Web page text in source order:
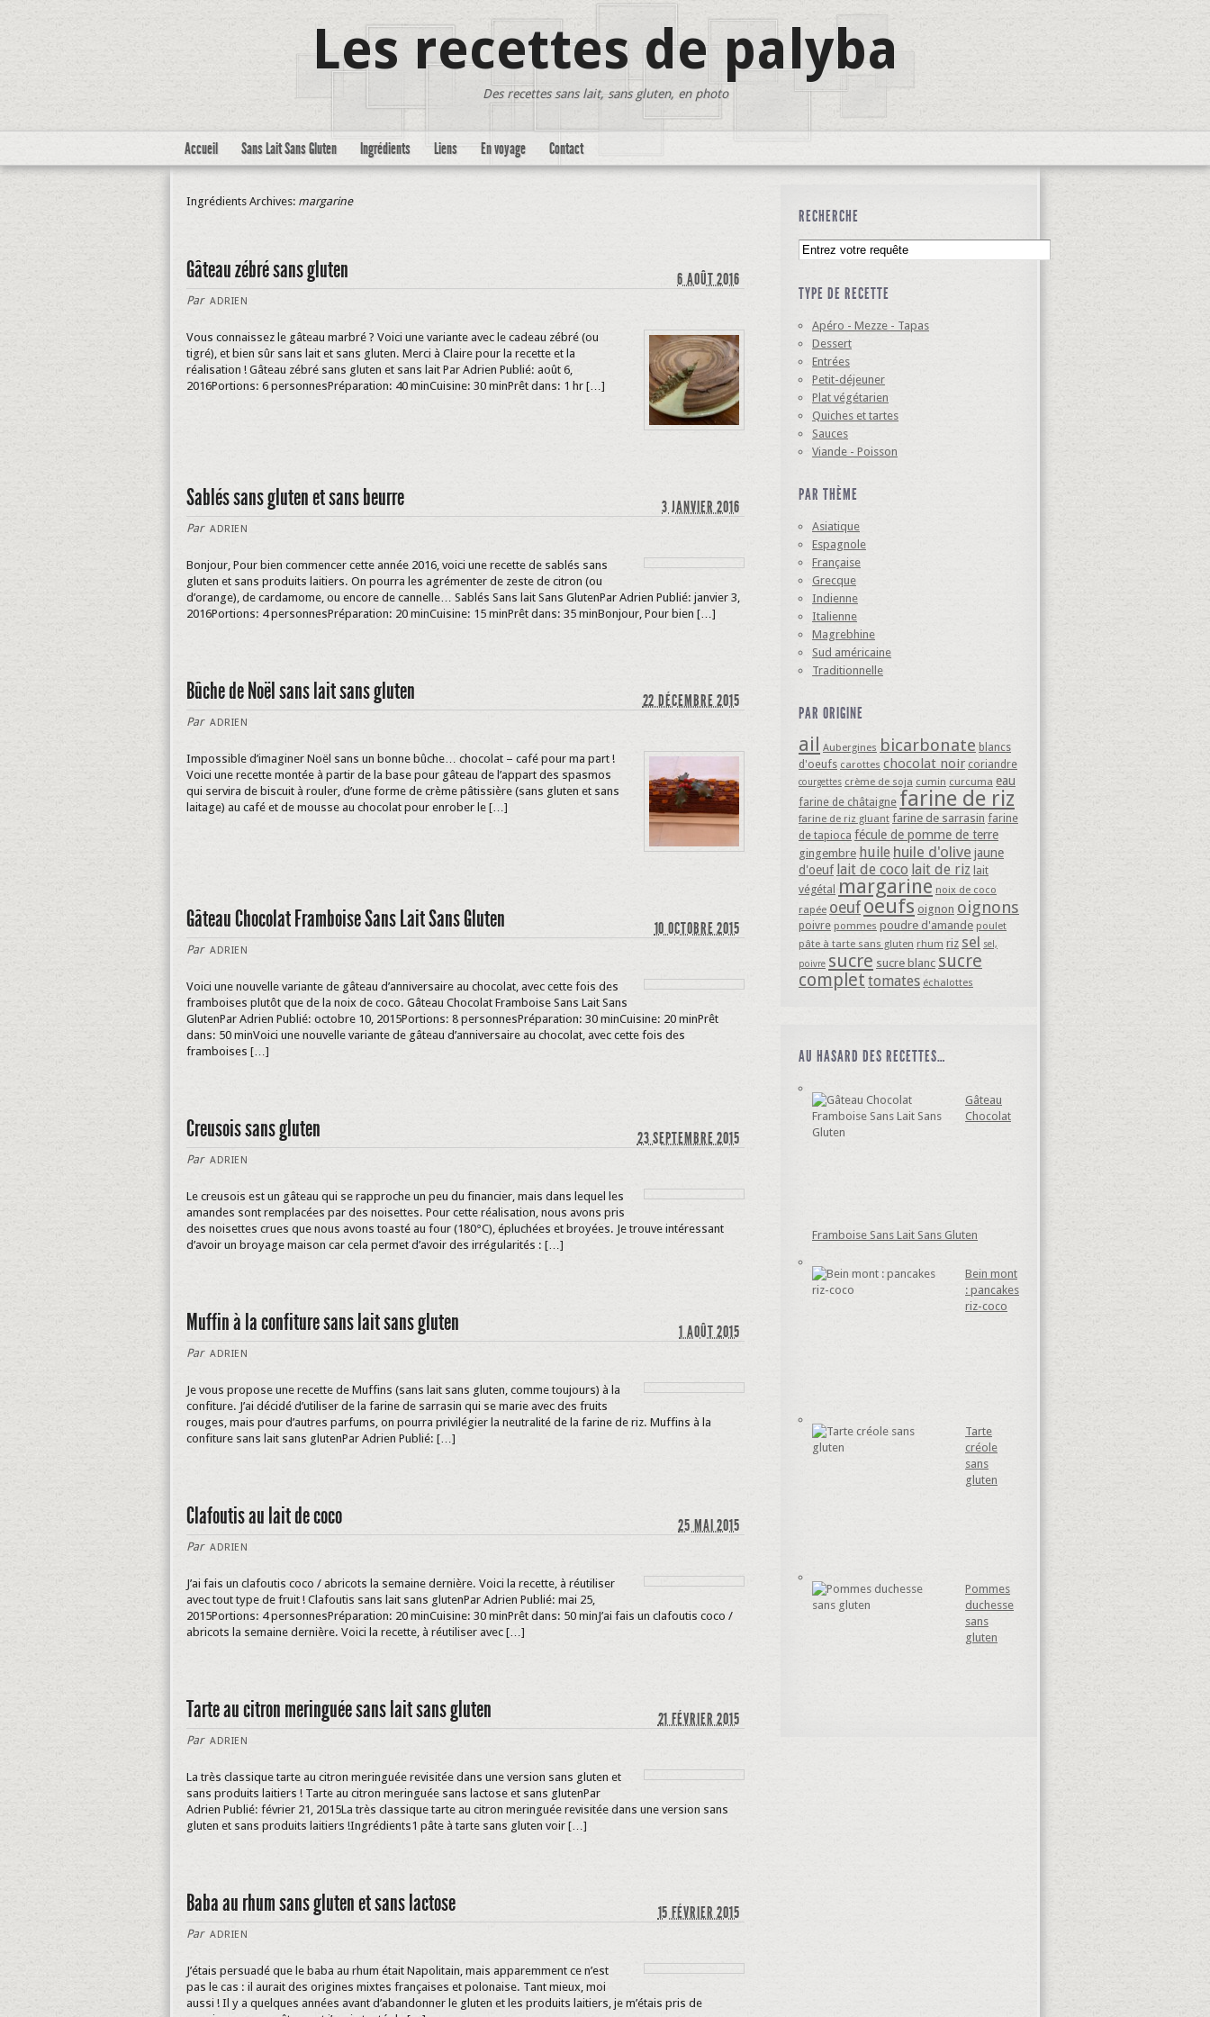
Les recettes de palyba
Des recettes sans lait, sans gluten, en photo
Accueil Sans Lait Sans Gluten Ingrédients Liens En voyage Contact
Ingrédients Archives: margarine
Gâteau zébré sans gluten
Par ADRIEN
6 AOÛT 2016
Vous connaissez le gâteau marbré ? Voici une variante avec le cadeau zébré (ou
tigré), et bien sûr sans lait et sans gluten. Merci à Claire pour la recette et la
réalisation ! Gâteau zébré sans gluten et sans lait Par Adrien Publié: août 6,
2016Portions: 6 personnesPréparation: 40 minCuisine: 30 minPrêt dans: 1 hr […]
Sablés sans gluten et sans beurre
Par ADRIEN
3 JANVIER 2016
Bonjour, Pour bien commencer cette année 2016, voici une recette de sablés sans
gluten et sans produits laitiers. On pourra les agrémenter de zeste de citron (ou
d’orange), de cardamome, ou encore de cannelle… Sablés Sans lait Sans GlutenPar Adrien Publié: janvier 3,
2016Portions: 4 personnesPréparation: 20 minCuisine: 15 minPrêt dans: 35 minBonjour, Pour bien […]
Bûche de Noël sans lait sans gluten
Par ADRIEN
22 DÉCEMBRE 2015
Impossible d’imaginer Noël sans un bonne bûche… chocolat – café pour ma part !
Voici une recette montée à partir de la base pour gâteau de l’appart des spasmos
qui servira de biscuit à rouler, d’une forme de crème pâtissière (sans gluten et sans
laitage) au café et de mousse au chocolat pour enrober le […]
Gâteau Chocolat Framboise Sans Lait Sans Gluten
Par ADRIEN
10 OCTOBRE 2015
Voici une nouvelle variante de gâteau d’anniversaire au chocolat, avec cette fois des
framboises plutôt que de la noix de coco. Gâteau Chocolat Framboise Sans Lait Sans
GlutenPar Adrien Publié: octobre 10, 2015Portions: 8 personnesPréparation: 30 minCuisine: 20 minPrêt
dans: 50 minVoici une nouvelle variante de gâteau d’anniversaire au chocolat, avec cette fois des
framboises […]
Creusois sans gluten
Par ADRIEN
23 SEPTEMBRE 2015
Le creusois est un gâteau qui se rapproche un peu du financier, mais dans lequel les
amandes sont remplacées par des noisettes. Pour cette réalisation, nous avons pris
des noisettes crues que nous avons toasté au four (180°C), épluchées et broyées. Je trouve intéressant
d’avoir un broyage maison car cela permet d’avoir des irrégularités : […]
Muffin à la confiture sans lait sans gluten
Par ADRIEN
1 AOÛT 2015
Je vous propose une recette de Muffins (sans lait sans gluten, comme toujours) à la
confiture. J’ai décidé d’utiliser de la farine de sarrasin qui se marie avec des fruits
rouges, mais pour d’autres parfums, on pourra privilégier la neutralité de la farine de riz. Muffins à la
confiture sans lait sans glutenPar Adrien Publié: […]
Clafoutis au lait de coco
Par ADRIEN
25 MAI 2015
J’ai fais un clafoutis coco / abricots la semaine dernière. Voici la recette, à réutiliser
avec tout type de fruit ! Clafoutis sans lait sans glutenPar Adrien Publié: mai 25,
2015Portions: 4 personnesPréparation: 20 minCuisine: 30 minPrêt dans: 50 minJ’ai fais un clafoutis coco /
abricots la semaine dernière. Voici la recette, à réutiliser avec […]
Tarte au citron meringuée sans lait sans gluten
Par ADRIEN
21 FÉVRIER 2015
La très classique tarte au citron meringuée revisitée dans une version sans gluten et
sans produits laitiers ! Tarte au citron meringuée sans lactose et sans glutenPar
Adrien Publié: février 21, 2015La très classique tarte au citron meringuée revisitée dans une version sans
gluten et sans produits laitiers !Ingrédients1 pâte à tarte sans gluten voir […]
Baba au rhum sans gluten et sans lactose
Par ADRIEN
15 FÉVRIER 2015
J’étais persuadé que le baba au rhum était Napolitain, mais apparemment ce n’est
pas le cas : il aurait des origines mixtes françaises et polonaise. Tant mieux, moi
aussi ! Il y a quelques années avant d’abandonner le gluten et les produits laitiers, je m’étais pris de
RECHERCHE
TYPE DE RECETTE
Apéro - Mezze - Tapas
Dessert
Entrées
Petit-déjeuner
Plat végétarien
Quiches et tartes
Sauces
Viande - Poisson
PAR THÈME
Asiatique
Espagnole
Française
Grecque
Indienne
Italienne
Magrebhine
Sud américaine
Traditionnelle
PAR ORIGINE
ail Aubergines bicarbonate blancs
d'oeufs carottes chocolat noir coriandre
courgettes crème de soja cumin curcuma eau
farine de châtaigne farine de riz
farine de riz gluant farine de sarrasin farine
de tapioca fécule de pomme de terre
gingembre huile huile d'olive jaune
d'oeuf lait de coco lait de riz lait
végétal margarine noix de coco
rapée oeuf oeufs oignon oignons
poivre pommes poudre d'amande poulet
pâte à tarte sans gluten rhum riz sel sel,
poivre sucre sucre blanc sucre
complet tomates échalottes
AU HASARD DES RECETTES…
Gâteau
Chocolat
Framboise Sans Lait Sans Gluten
Bein mont
: pancakes
riz-coco
Tarte
créole
sans
gluten
Pommes
duchesse
sans
gluten